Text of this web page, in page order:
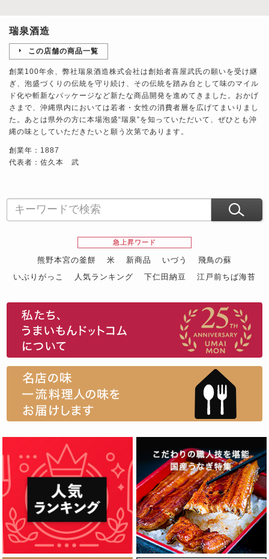
瑞泉酒造
この店舗の商品一覧
創業100年余、弊社瑞泉酒造株式会社は創始者喜屋武氏の願いを受け継
ぎ、泡盛づくりの伝統を守り続け、その伝統を踏み台として味のマイル
ド化や斬新なパッケージなど新たな商品開発を進めてきました。おかげ
さまで、沖縄県内においては若者・女性の消費者層を広げてまいりまし
た。あとは県外の方に本場泡盛“瑞泉”を知っていただいて、ぜひとも沖
縄の味としていただきたいと願う次第であります。
創業年：1887
代表者：佐久本 武
急上昇ワード
熊野本宮の釜餅 米 新商品 いづう
飛鳥の蘇
いぶりがっこ
人気ランキング 下仁田納豆
江戸前ちば海苔